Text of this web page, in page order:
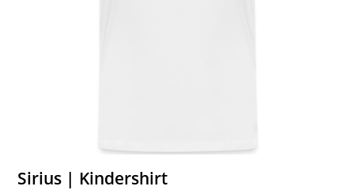
Sirius | Kindershirt